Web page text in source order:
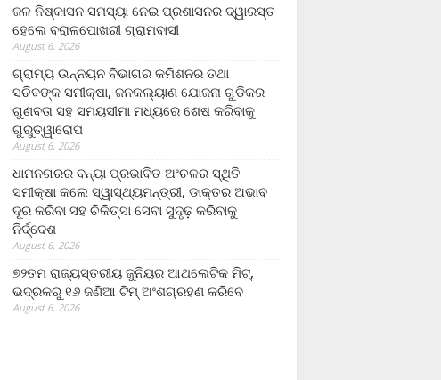
ଜଳ ନିଷ୍କାସନ ସମସ୍ୟା ନେଇ ପ୍ରଶାସନର ଦ୍ୱାରସ୍ତ
ହେଲେ ବରାଳପୋଖରୀ ଗ୍ରାମବାସୀ
August 6, 2026
ଗ୍ରାମ୍ୟ ଉନ୍ନୟନ ବିଭାଗର କମିଶନର ତଥା
ସଚିବଙ୍କ ସମୀକ୍ଷା, ଜନକଲ୍ୟାଣ ଯୋଜନା ଗୁଡିକର
ଗୁଣବତା ସହ ସମୟସୀମା ମଧ୍ୟରେ ଶେଷ କରିବାକୁ
ଗୁରୁତ୍ୱାରୋପ
August 6, 2026
ଧାମନଗରର ବନ୍ୟା ପ୍ରଭାବିତ ଅଂଚଳର ସ୍ଥିତି
ସମୀକ୍ଷା କଲେ ସ୍ୱାସ୍ଥ୍ୟମନ୍ତ୍ରୀ, ଡାକ୍ତର ଅଭାବ
ଦୂର କରିବା ସହ ଚିକିତ୍ସା ସେବା ସୁଦୃଢ଼ କରିବାକୁ
ନିର୍ଦ୍ଦେଶ
August 6, 2026
୭୨ତମ ରାଜ୍ୟସ୍ତରୀୟ ଜୁନିୟର ଆଥଲେଟିକ ମିଟ୍‌,
ଭଦ୍ରକରୁ ୧୬ ଜଣିଆ ଟିମ୍ ଅଂଶଗ୍ରହଣ କରିବେ
August 6, 2026